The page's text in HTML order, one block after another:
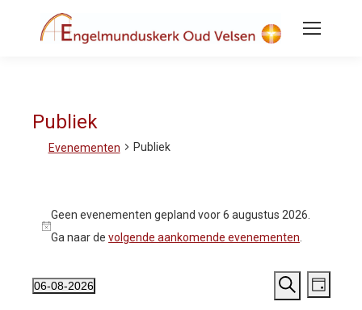
Publiek
Evenementen Publiek
augustus
2026
Bericht
Geen evenementen gepland voor 6 augustus 2026.
Ga naar devolgende aankomende evenementen
Evenementen
Zoeken
enZoeken
Dag
06-08-2026